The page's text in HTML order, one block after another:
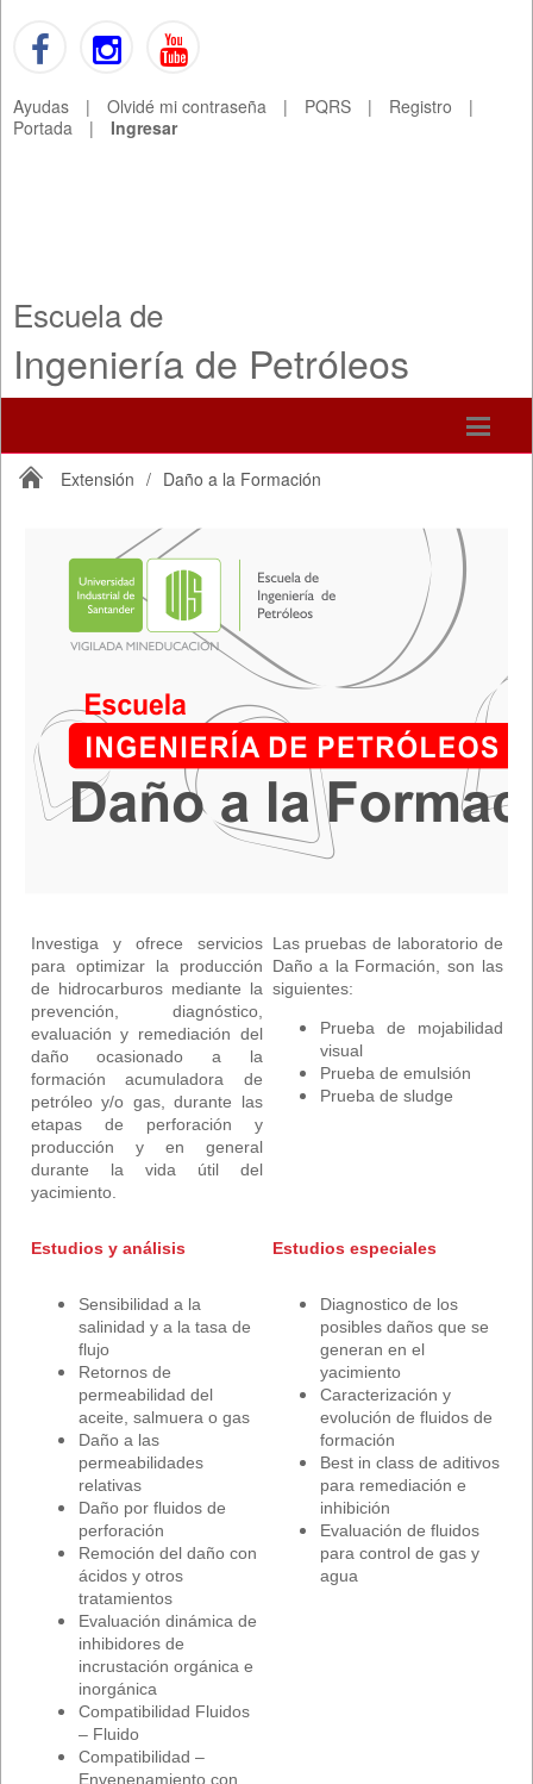
Ayudas | Olvidé mi contraseña | PQRS | Registro
|
Portada
| Ingresar
Escuela de
Ingeniería de Petróleos
Extensión / Daño a la Formación